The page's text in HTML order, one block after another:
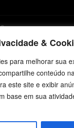
&
para melhorar sua
conteúdo
este site e exibir
base em sua
Bíblicos
10
Brasil